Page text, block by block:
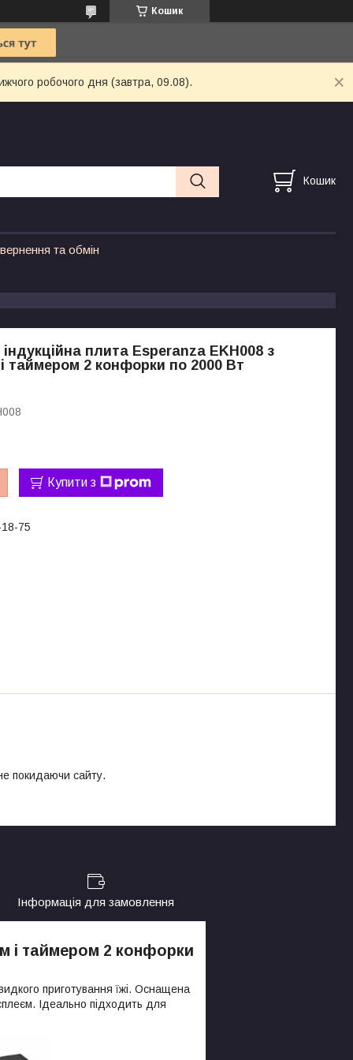
Кошик
робочого дня (завтра, 09.08).
Кошик
та обмін
плита Esperanza EKH008 з
таймером 2 конфорки по 2000 Вт
Купити з
75
покидаючи сайту.
Інформація для замовлення
і таймером 2 конфорки
приготування їжі. Оснащена
Ідеально підходить для